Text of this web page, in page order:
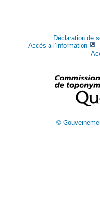
Déclaration de
Accès à l’information
©